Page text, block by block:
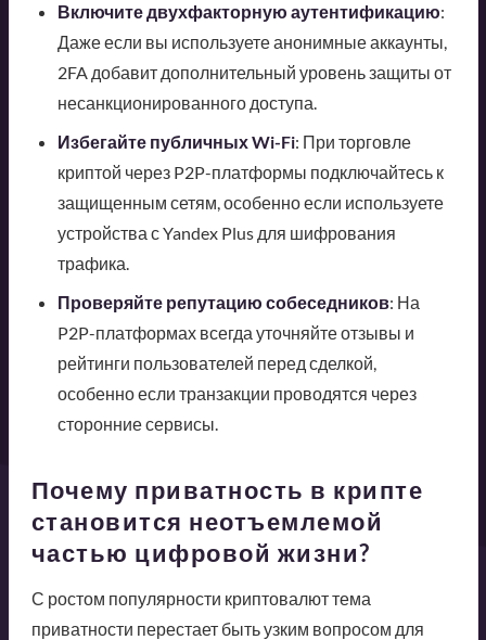
Включите двухфакторную аутентификацию:
Даже если вы используете анонимные аккаунты,
2FA добавит дополнительный уровень защиты от
несанкционированного доступа.
Избегайте публичных Wi-Fi: При торговле
криптой через P2P-платформы подключайтесь к
защищенным сетям, особенно если используете
устройства с Yandex Plus для шифрования
трафика.
Проверяйте репутацию собеседников: На
P2P-платформах всегда уточняйте отзывы и
рейтинги пользователей перед сделкой,
особенно если транзакции проводятся через
сторонние сервисы.
Почему приватность в крипте
становится неотъемлемой
частью цифровой жизни?
С ростом популярности криптовалют тема
приватности перестает быть узким вопросом для